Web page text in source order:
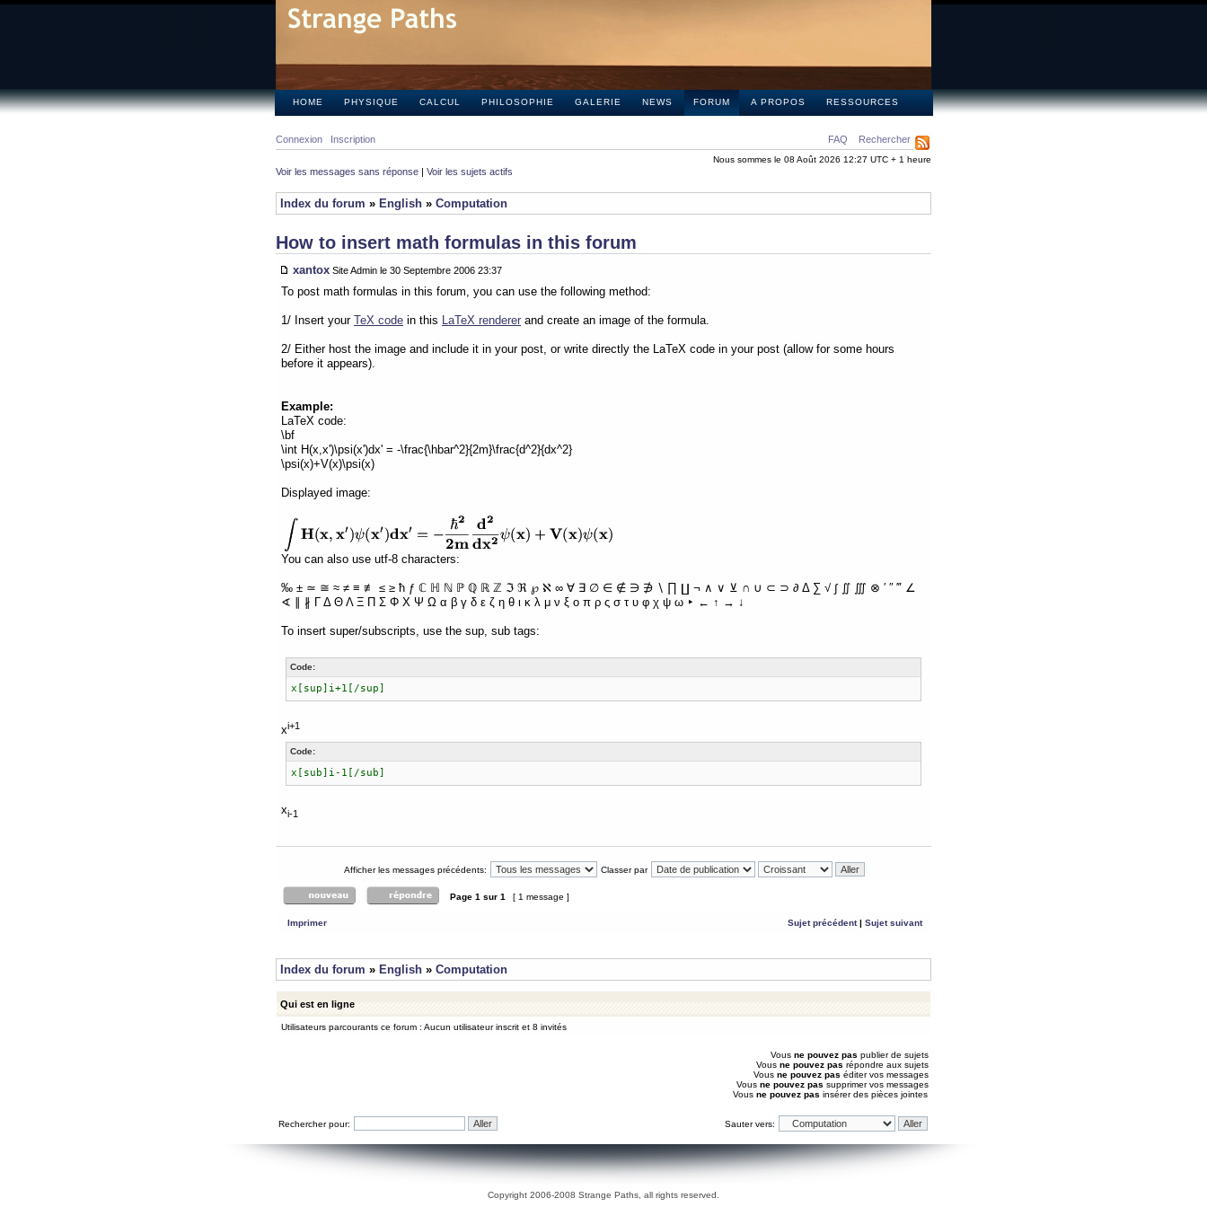
HOME PHYSIQUE CALCUL PHILOSOPHIE GALERIE NEWS FORUM A PROPOS RESSOURCES
FAQ Rechercher
Connexion Inscription
Nous sommes le 08 Août 2026 12:27 UTC + 1 heure
Voir les messages sans réponse | Voir les sujets actifs
Index du forum » English » Computation
How to insert math formulas in this forum
xantox Site Admin le 30 Septembre 2006 23:37
To post math formulas in this forum, you can use the following method:
1/ Insert your TeX code in this LaTeX renderer and create an image of the formula.
2/ Either host the image and include it in your post, or write directly the LaTeX code in your post (allow for some hours
before it appears).
Example:
LaTeX code:
\bf
\int H(x,x')\psi(x')dx' = -\frac{\hbar^2}{2m}\frac{d^2}{dx^2}
\psi(x)+V(x)\psi(x)
Displayed image:
You can also use utf-8 characters:
‰ ± ≃ ≅ ≈ ≠ ≡ ≢ ≤ ≥ ħ ƒ ℂ ℍ ℕ ℙ ℚ ℝ ℤ ℑ ℜ ℘ ℵ ∞ ∀ ∃ ∅ ∈ ∉ ∋ ∌ ∖ ∏ ∐ ¬ ∧ ∨ ⊻ ∩ ∪ ⊂ ⊃ ∂ Δ ∑ √ ∫ ∬ ∭ ⊗ ′ ″ ‴ ∠
∢ ∥ ∦ Γ Δ Θ Λ Ξ Π Σ Φ Χ Ψ Ω α β γ δ ε ζ η θ ι κ λ μ ν ξ ο π ρ ς σ τ υ φ χ ψ ω ‣ ← ↑ → ↓
To insert super/subscripts, use the sup, sub tags:
Code:
x[sup]i+1[/sup]
xi+1
Code:
x[sub]i-1[/sub]
xi-1
Afficher les messages précédents: Classer par
Page 1 sur 1 [ 1 message ]
Imprimer Sujet précédent| Sujet suivant
Index du forum » English » Computation
Qui est en ligne
Utilisateurs parcourants ce forum : Aucun utilisateur inscrit et 8 invités
Vous ne pouvez pas publier de sujets
Vous ne pouvez pas répondre aux sujets
Vous ne pouvez pas éditer vos messages
Vous ne pouvez pas supprimer vos messages
Vous ne pouvez pas insérer des pièces jointes
Rechercher pour: Sauter vers:
Copyright 2006-2008 Strange Paths, all rights reserved.